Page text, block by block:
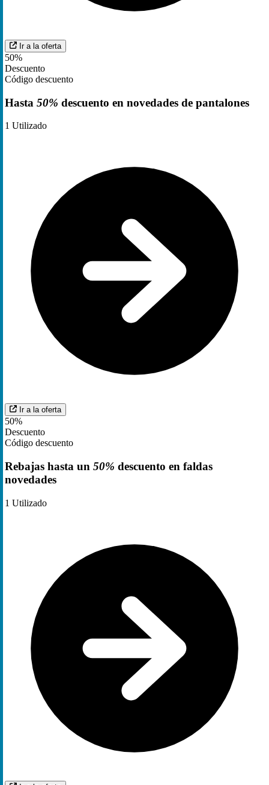
Ir a la oferta
50%
Descuento
Código descuento
Hasta 50% descuento en novedades de pantalones
1 Utilizado
Ir a la oferta
50%
Descuento
Código descuento
Rebajas hasta un 50% descuento en faldas
novedades
1 Utilizado